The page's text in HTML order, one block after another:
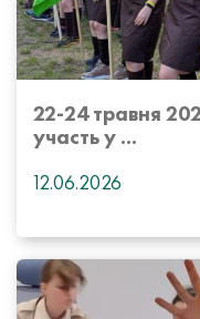
22-24 травня
участь у ...
12.06.2026